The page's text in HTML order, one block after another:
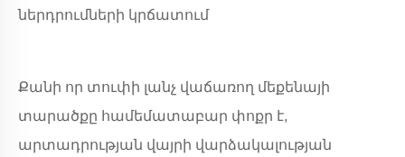
ներդրումների կրճատում
Քանի որ տուփի լանչ վաճառող մեքենայի
տարածքը համեմատաբար փոքր է,
արտադրության վայրի վարձակալության